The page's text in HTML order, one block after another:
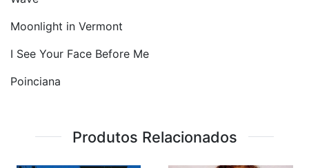
Moonlight in Vermont
I See Your Face Before Me
Poinciana
Produtos Relacionados